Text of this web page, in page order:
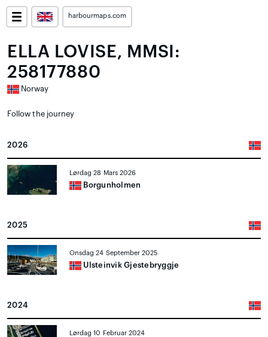
harbourmaps.com
ELLA LOVISE, MMSI:
258177880
Norway
Follow the journey
2026
Lørdag 28 Mars 2026
Borgunholmen
2025
Onsdag 24 September 2025
Ulsteinvik Gjestebryggje
2024
Lørdag 10 Februar 2024